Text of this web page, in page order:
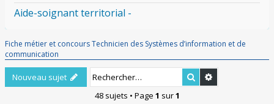
Aide-soignant territorial -
Fiche métier et concours Technicien des Systèmes d’information et de
communication
Nouveau sujet Rechercher
48 sujets • Page 1 sur1